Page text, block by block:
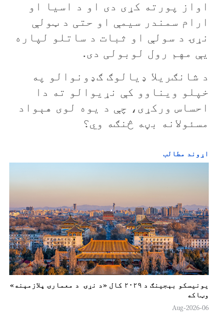
اواز پورته کړی دی او د اسيا او
ارام سمندر سيمې او حتی د ټولې
نړۍ د سولې او ثبات د ساتلو لپاره
يې مهم رول لوبولی دی.
د شانګريلا ډیالوګ ګډونوالو په
خپلو ويناوو کې نړيوالو ته دا
احساس ورکړی، چې د يوه لوی هېواد
مسئولانه بڼه څنګه وي؟
اړوند مطالب
یونیسکو بېجینګ د ۲۰۲۹ کال «د نړۍ د معمارۍ پلازمېنه»
وټاکه
06-Aug-2026